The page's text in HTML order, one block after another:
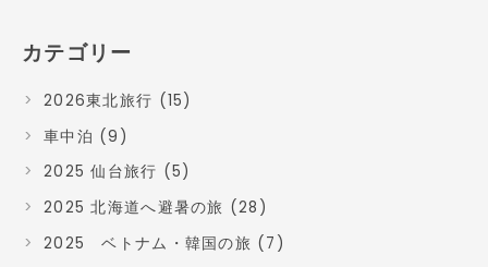
カテゴリー
2026東北旅行 (15)
車中泊 (9)
2025 仙台旅行 (5)
2025 北海道へ避暑の旅 (28)
2025 ベトナム・韓国の旅 (7)